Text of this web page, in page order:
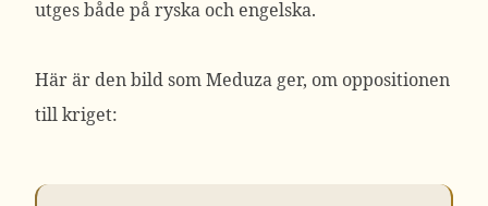
utges både på ryska och engelska.
Här är den bild som Meduza ger, om oppositionen
till kriget: